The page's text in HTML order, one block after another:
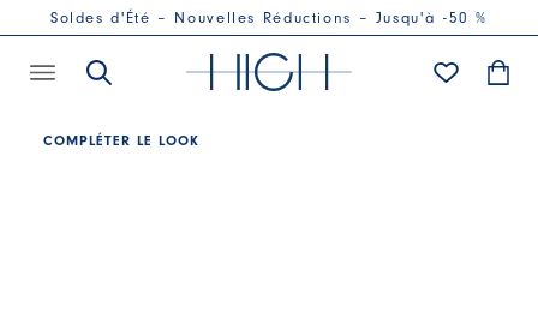
Soldes d'Été – Nouvelles Réductions – Jusqu'à -50 %
COMPLÉTER LE LOOK